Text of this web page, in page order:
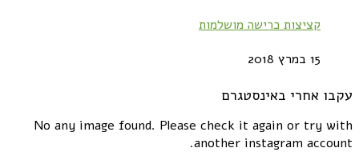
קציצות כרישה מושלמות
15 במרץ 2018
עקבו אחרי באינסטגרם
No any image found. Please check it again or try with
another instagram account.